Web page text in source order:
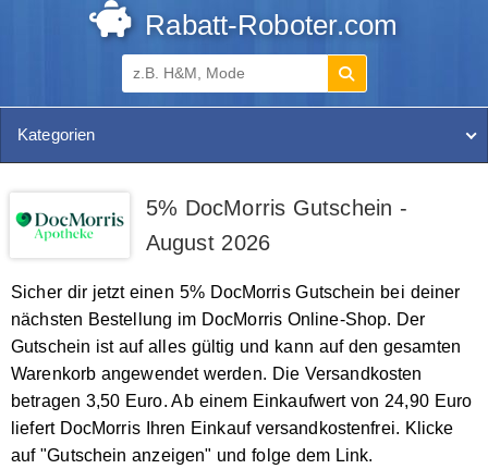
Rabatt-Roboter.com
Kategorien
5% DocMorris Gutschein -
August 2026
Sicher dir jetzt einen 5% DocMorris Gutschein bei deiner
nächsten Bestellung im DocMorris Online-Shop. Der
Gutschein ist auf alles gültig und kann auf den gesamten
Warenkorb angewendet werden. Die Versandkosten
betragen 3,50 Euro. Ab einem Einkaufwert von 24,90 Euro
liefert DocMorris Ihren Einkauf versandkostenfrei. Klicke
auf "Gutschein anzeigen" und folge dem Link.